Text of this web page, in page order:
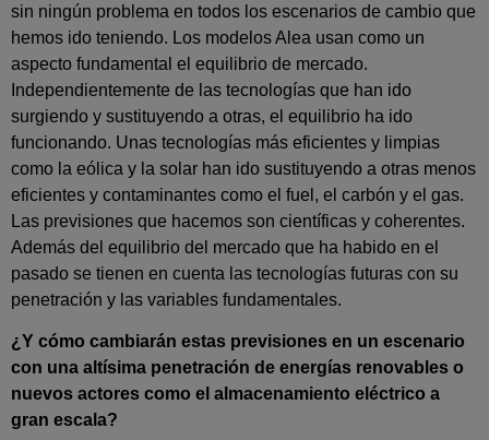
sin ningún problema en todos los escenarios de cambio que
hemos ido teniendo. Los modelos Alea usan como un
aspecto fundamental el equilibrio de mercado.
Independientemente de las tecnologías que han ido
surgiendo y sustituyendo a otras, el equilibrio ha ido
funcionando. Unas tecnologías más eficientes y limpias
como la eólica y la solar han ido sustituyendo a otras menos
eficientes y contaminantes como el fuel, el carbón y el gas.
Las previsiones que hacemos son científicas y coherentes.
Además del equilibrio del mercado que ha habido en el
pasado se tienen en cuenta las tecnologías futuras con su
penetración y las variables fundamentales.
¿Y cómo cambiarán estas previsiones en un escenario
con una altísima penetración de energías renovables o
nuevos actores como el almacenamiento eléctrico a
gran escala?